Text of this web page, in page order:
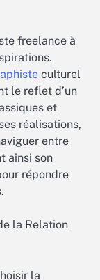
freelance à
culturel
le reflet d’un
et
réalisations,
entre
ainsi son
répondre
la Relation
la